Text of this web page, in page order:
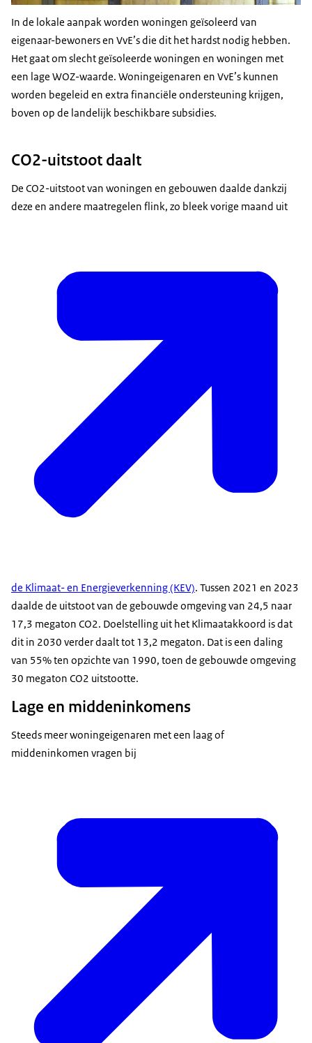
In de lokale aanpak worden woningen geïsoleerd van
eigenaar-bewoners en VvE’s die dit het hardst nodig hebben.
Het gaat om slecht geïsoleerde woningen en woningen met
een lage WOZ-waarde. Woningeigenaren en VvE’s kunnen
worden begeleid en extra financiële ondersteuning krijgen,
boven op de landelijk beschikbare subsidies.
CO2-uitstoot daalt
De CO2-uitstoot van woningen en gebouwen daalde dankzij
deze en andere maatregelen flink, zo bleek vorige maand uit
de Klimaat- en Energieverkenning (KEV). Tussen 2021 en 2023
daalde de uitstoot van de gebouwde omgeving van 24,5 naar
17,3 megaton CO2. Doelstelling uit het Klimaatakkoord is dat
dit in 2030 verder daalt tot 13,2 megaton. Dat is een daling
van 55% ten opzichte van 1990, toen de gebouwde omgeving
30 megaton CO2 uitstootte.
Lage en middeninkomens
Steeds meer woningeigenaren met een laag of
middeninkomen vragen bij